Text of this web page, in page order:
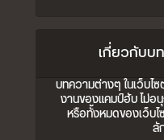
เกี่ยวกับบ
บทความต่างๆ ในเว็บไ
งานของแคมป์ฮับ ไม่
หรือทั้งหมดของเว็บ
ลั